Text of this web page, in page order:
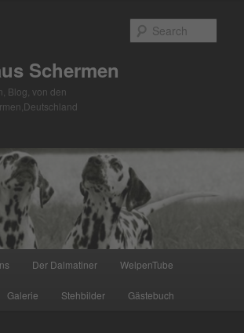
Schermen
Blog, von den
Der Dalmatiner WelpenTube
Galerie Stehbilder Gästebuch